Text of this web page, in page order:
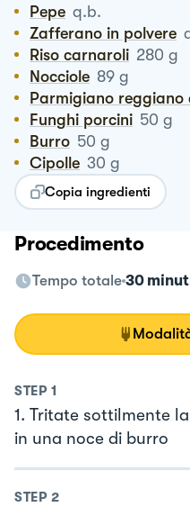
Pepe q.b.
Zafferano in polvere
Riso carnaroli 280 g
Nocciole 89 g
Parmigiano reggiano
Funghi porcini 50 g
Burro 50 g
Cipolle 30 g
Copia ingredienti
Procedimento
Tempo totale 30
STEP 1
1. Tritate sottilmente
in una noce di burro
STEP 2